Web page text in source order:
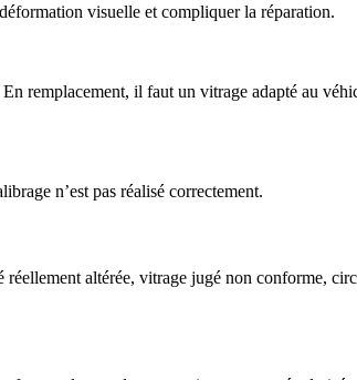
visuelle et compliquer la réparation.
remplacement, il faut un vitrage adapté au
n’est pas réalisé correctement.
altérée, vitrage jugé non conforme,